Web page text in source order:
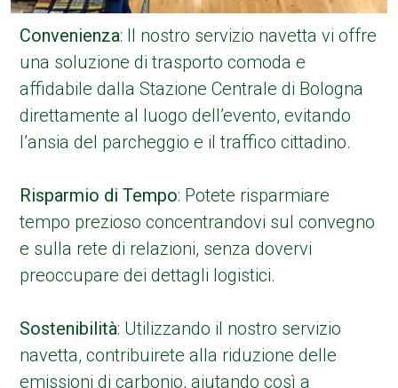
Convenienza: Il nostro servizio navetta vi offre
una soluzione di trasporto comoda e
affidabile dalla Stazione Centrale di Bologna
direttamente al luogo dell’evento, evitando
l’ansia del parcheggio e il traffico cittadino.
Risparmio di Tempo: Potete risparmiare
tempo prezioso concentrandovi sul convegno
e sulla rete di relazioni, senza dovervi
preoccupare dei dettagli logistici.
Sostenibilità: Utilizzando il nostro servizio
navetta, contribuirete alla riduzione delle
emissioni di carbonio, aiutando così a